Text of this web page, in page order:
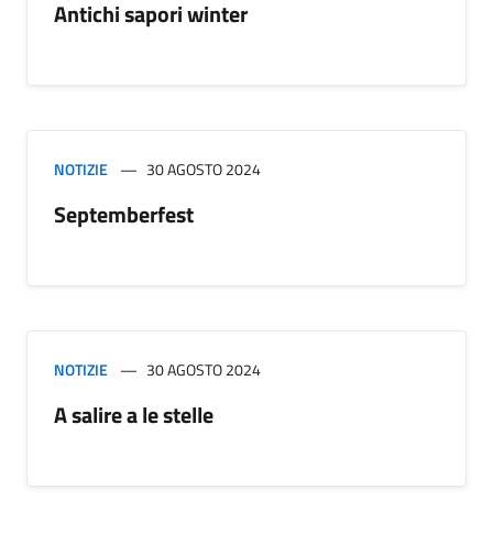
Antichi sapori winter
NOTIZIE 30 AGOSTO 2024
Septemberfest
NOTIZIE 30 AGOSTO 2024
A salire a le stelle